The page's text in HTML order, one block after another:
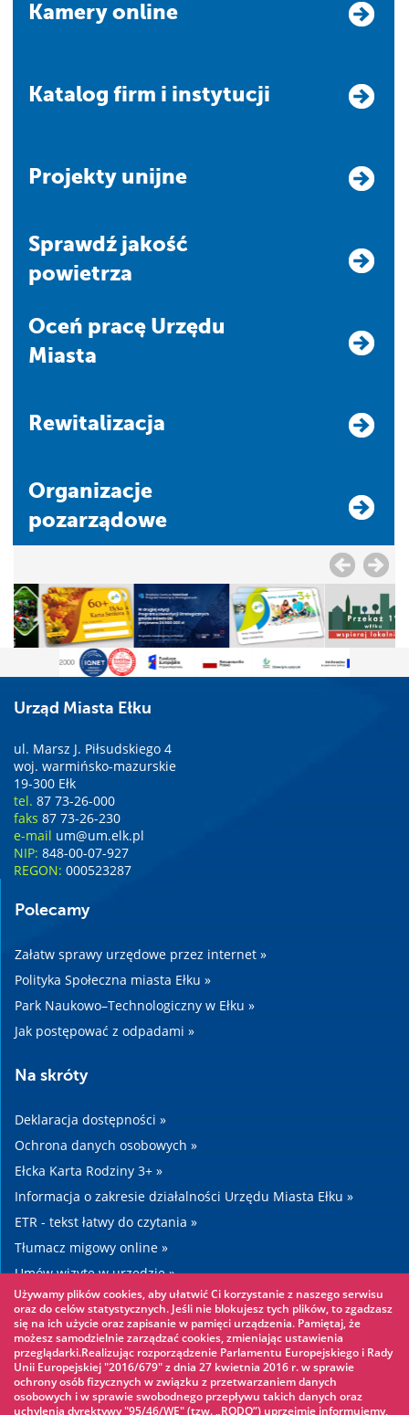
Kamery online
Katalog firm i instytucji
Projekty unijne
Sprawdź jakość
powietrza
Oceń pracę Urzędu
Miasta
Rewitalizacja
Organizacje
pozarządowe
Urząd Miasta Ełku
ul. Marsz J. Piłsudskiego 4
woj. warmińsko-mazurskie
19-300 Ełk
tel. 87 73-26-000
faks 87 73-26-230
e-mail um@um.elk.pl
NIP: 848-00-07-927
REGON: 000523287
Polecamy
Załatw sprawy urzędowe przez internet »
Polityka Społeczna miasta Ełku »
Park Naukowo–Technologiczny w Ełku »
Jak postępować z odpadami »
Na skróty
Deklaracja dostępności »
Ochrona danych osobowych »
Ełcka Karta Rodziny 3+ »
Informacja o zakresie działalności Urzędu Miasta Ełku »
ETR - tekst łatwy do czytania »
Tłumacz migowy online »
Umów wizytę w urzędzie »
Drogi »
Warto zobaczyć
Park linowy »
Używamy plików cookies, aby ułatwić Ci korzystanie z naszego serwisu
oraz do celów statystycznych. Jeśli nie blokujesz tych plików, to zgadzasz
się na ich użycie oraz zapisanie w pamięci urządzenia. Pamiętaj, że
możesz samodzielnie zarządzać cookies, zmieniając ustawienia
przeglądarki.Realizując rozporządzenie Parlamentu Europejskiego i Rady
Unii Europejskiej "2016/679" z dnia 27 kwietnia 2016 r. w sprawie
ochrony osób fizycznych w związku z przetwarzaniem danych
osobowych i w sprawie swobodnego przepływu takich danych oraz
uchylenia dyrektywy "95/46/WE" (tzw. „RODO”) uprzejmie informujemy,